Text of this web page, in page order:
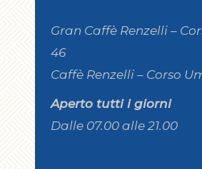
Gran Caffè Renzelli –
46
Caffè Renzelli – Corso
Aperto tutti i giorni
Dalle 07.00 alle 21.00